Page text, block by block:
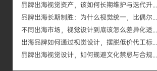
品牌出海视觉资产，该如何长期维护与迭代升...
品牌出海长期制胜：为什么视觉统一，比偶尔...
不同出海市场，视觉设计到底该怎么差异化适...
出海品牌如何通过视觉设计，摆脱低价代工标...
品牌出海视觉设计，如何规避文化禁忌与合规...